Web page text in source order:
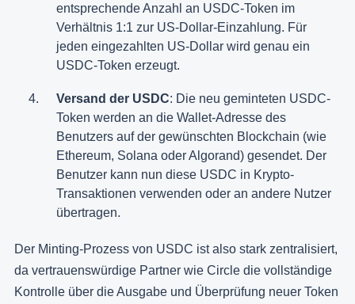
entsprechende Anzahl an USDC-Token im
Verhältnis 1:1 zur US-Dollar-Einzahlung. Für
jeden eingezahlten US-Dollar wird genau ein
USDC-Token erzeugt.
Versand der USDC: Die neu geminteten USDC-
Token werden an die Wallet-Adresse des
Benutzers auf der gewünschten Blockchain (wie
Ethereum, Solana oder Algorand) gesendet. Der
Benutzer kann nun diese USDC in Krypto-
Transaktionen verwenden oder an andere Nutzer
übertragen.
Der Minting-Prozess von USDC ist also stark zentralisiert,
da vertrauenswürdige Partner wie Circle die vollständige
Kontrolle über die Ausgabe und Überprüfung neuer Token